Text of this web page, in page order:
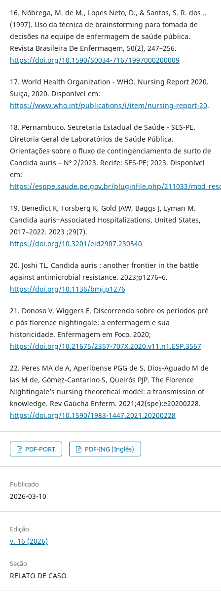
16. Nóbrega, M. de M., Lopes Neto, D., & Santos, S. R. dos ..
(1997). Uso da técnica de brainstorming para tomada de
decisões na equipe de enfermagem de saúde pública.
Revista Brasileira De Enfermagem, 50(2), 247–256.
https://doi.org/10.1590/S0034-71671997000200009
17. World Health Organization - WHO. Nursing Report 2020.
Suiça, 2020. Disponível em:
https://www.who.int/publications/i/item/nursing-report-20.
18. Pernambuco. Secretaria Estadual de Saúde - SES-PE.
Diretoria Geral de Laboratórios de Saúde Pública.
Orientações sobre o fluxo de contingenciamento de surto de
Candida auris – Nº 2/2023. Recife: SES-PE; 2023. Disponível
em:
https://esppe.saude.pe.gov.br/pluginfile.php/211033/
19. Benedict K, Forsberg K, Gold JAW, Baggs J, Lyman M.
Candida auris‒Associated Hospitalizations, United States,
2017–2022. 2023 ;29(7).
https://doi.org/10.3201/eid2907.230540
20. Joshi TL. Candida auris : another frontier in the battle
against antimicrobial resistance. 2023;p1276–6.
https://doi.org/10.1136/bmj.p1276
21. Donoso V, Wiggers E. Discorrendo sobre os períodos pré
e pós florence nightingale: a enfermagem e sua
historicidade. Enfermagem em Foco. 2020;
https://doi.org/10.21675/2357-707X.2020.v11.n1.ESP.3567
22. Peres MA de A, Aperibense PGG de S, Dios-Aguado M de
las M de, Gómez-Cantarino S, Queirós PJP. The Florence
Nightingale’s nursing theoretical model: a transmission of
knowledge. Rev Gaúcha Enferm. 2021;42(spe):e20200228.
https://doi.org/10.1590/1983-1447.2021.20200228
PDF-PORT PDF-ING (Inglês)
Publicado
2026-03-10
Edição
v. 16 (2026)
Seção
RELATO DE CASO